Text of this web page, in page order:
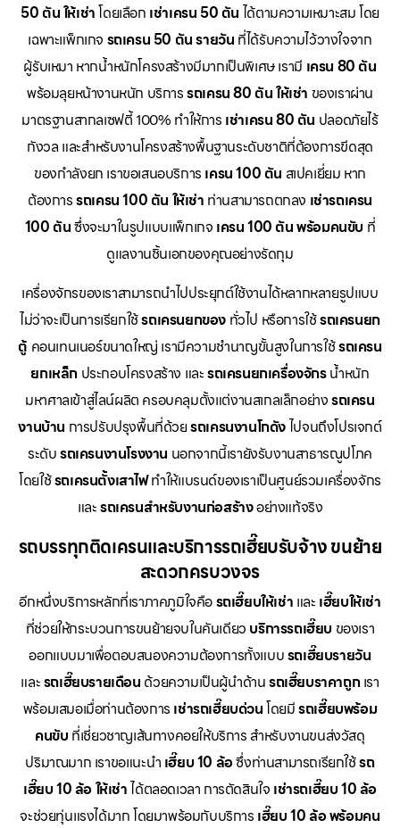
50 ตัน ให้เช่าโดยเลือก เช่าเครน 50 ตัน ได้ตามความเหมาะสม โดย
เฉพาะแพ็กเกจ รถเครน 50 ตัน รายวัน ที่ได้รับความไว้วางใจจาก
ผู้รับเหมา หากน้ำหนักโครงสร้างมีมากเป็นพิเศษ เรามี เครน 80 ตัน
พร้อมลุยหน้างานหนัก บริการรถเครน 80 ตัน ให้เช่า ของเราผ่าน
มาตรฐานสากลเซฟตี้ 100% ทำให้การ เช่าเครน 80 ตัน ปลอดภัยไร้
กังวล และสำหรับงานโครงสร้างพื้นฐานระดับชาติที่ต้องการขีดสุด
ของกำลังยก เราขอเสนอบริการ เครน 100 ตัน สเปคเยี่ยม หาก
ต้องการรถเครน 100 ตัน ให้เช่า ท่านสามารถตกลง เช่ารถเครน
100 ตันซึ่งจะมาในรูปแบบแพ็กเกจ เครน 100 ตัน พร้อมคนขับ ที่
ดูแลงานชิ้นเอกของคุณอย่างรัดกุม
เครื่องจักรของเราสามารถนำไปประยุกต์ใช้งานได้หลากหลายรูปแบบ
ไม่ว่าจะเป็นการเรียกใช้รถเครนยกของ ทั่วไป หรือการใช้รถเครนยก
ตู้ คอนเทนเนอร์ขนาดใหญ่ เรามีความชำนาญขั้นสูงในการใช้รถเครน
ยกเหล็ก ประกอบโครงสร้าง และรถเครนยกเครื่องจักรน้ำหนัก
มหาศาลเข้าสู่ไลน์ผลิต ครอบคลุมตั้งแต่งานสเกลเล็กอย่างรถเครน
งานบ้าน การปรับปรุงพื้นที่ด้วยรถเครนงานโกดังไปจนถึงโปรเจกต์
ระดับรถเครนงานโรงงาน นอกจากนี้เรายังรับงานสาธารณูปโภค
โดยใช้รถเครนตั้งเสาไฟทำให้แบรนด์ของเราเป็นศูนย์รวมเครื่องจักร
และรถเครนสำหรับงานก่อสร้างอย่างแท้จริง
รถบรรทุกติดเครนและบริการรถเฮี๊ยบรับจ้าง ขนย้าย
สะดวกครบวงจร
อีกหนึ่งบริการหลักที่เราภาคภูมิใจคือรถเฮี๊ยบให้เช่า และ เฮี๊ยบให้เช่า
ที่ช่วยให้กระบวนการขนย้ายจบในคันเดียว บริการรถเฮี๊ยบ ของเรา
ออกแบบมาเพื่อตอบสนองความต้องการทั้งแบบรถเฮี๊ยบรายวัน
และรถเฮี๊ยบรายเดือน ด้วยความเป็นผู้นำด้านรถเฮี๊ยบราคาถูกเรา
พร้อมเสมอเมื่อท่านต้องการ เช่ารถเฮี๊ยบด่วนโดยมีรถเฮี๊ยบพร้อม
คนขับ ที่เชี่ยวชาญเส้นทางคอยให้บริการ สำหรับงานขนส่งวัสดุ
ปริมาณมาก เราขอแนะนำ เฮี๊ยบ 10 ล้อซึ่งท่านสามารถเรียกใช้รถ
เฮี๊ยบ 10 ล้อ ให้เช่าได้ตลอดเวลา การตัดสินใจ เช่ารถเฮี๊ยบ 10 ล้อ
จะช่วยทุ่นแรงได้มาก โดยมาพร้อมกับบริการ เฮี๊ยบ 10 ล้อ พร้อมคน